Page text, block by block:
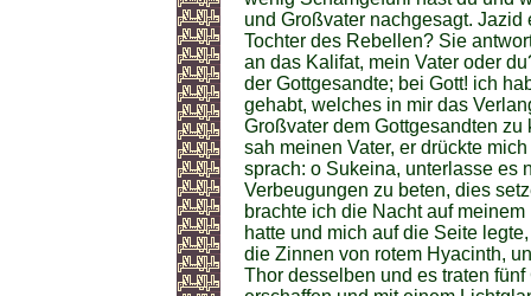
und Großvater nachgesagt.
Tochter des Rebellen? Sie
an das Kalifat, mein Vater oder
der Gottgesandte; bei Gott! ich
gehabt, welches in mir das
Großvater dem Gottgesandten
sah meinen Vater, er drückte
sprach: o Sukeina, unterlasse es
Verbeugungen zu beten, dies
brachte ich die Nacht auf
hatte und mich auf die Seite
die Zinnen von rotem Hyacinth,
Thor desselben und es traten